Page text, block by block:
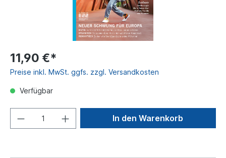
11,90 €*
Preise inkl. MwSt. ggfs. zzgl. Versandkosten
Verfügbar
In den Warenkorb